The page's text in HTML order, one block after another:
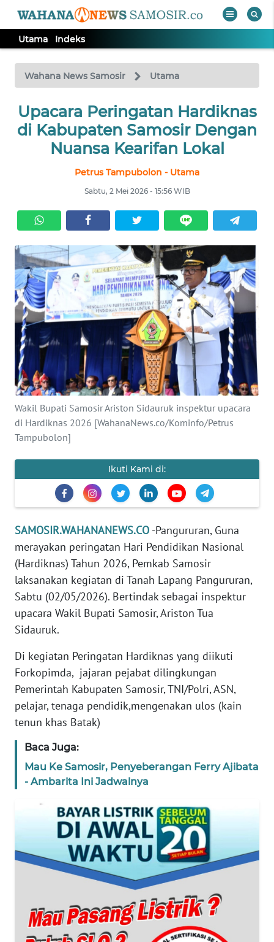
Utama Indeks
Wahana News Samosir Utama
Upacara Peringatan Hardiknas
di Kabupaten Samosir Dengan
Nuansa Kearifan Lokal
Petrus Tampubolon - Utama
Sabtu, 2 Mei 2026 - 15:56 WIB
Wakil Bupati Samosir Ariston Sidauruk inspektur upacara
di Hardiknas 2026 [WahanaNews.co/Kominfo/Petrus
Tampubolon]
Ikuti Kami di:
SAMOSIR.WAHANANEWS.CO -Pangururan, Guna
merayakan peringatan Hari Pendidikan Nasional
(Hardiknas) Tahun 2026, Pemkab Samosir
laksanakan kegiatan di Tanah Lapang Pangururan,
Sabtu (02/05/2026). Bertindak sebagai inspektur
upacara Wakil Bupati Samosir, Ariston Tua
Sidauruk.
Di kegiatan Peringatan Hardiknas yang diikuti
Forkopimda, jajaran pejabat dilingkungan
Pemerintah Kabupaten Samosir, TNI/Polri, ASN,
pelajar, tenaga pendidik,mengenakan ulos (kain
tenun khas Batak)
Baca Juga:
Mau Ke Samosir, Penyeberangan Ferry Ajibata
- Ambarita Ini Jadwalnya
TV
Tutup
UTAMA
KONTAK
KAMI
INFO
IKLAN
TENTANG
KAMI
PEDOMAN
MEDIA
SIBER
REDAKSI
KARIR
Wahana
Regional
WN
JAKARTA
WN
JABAR
WN
BANTEN
WN
NTT
WN
WN